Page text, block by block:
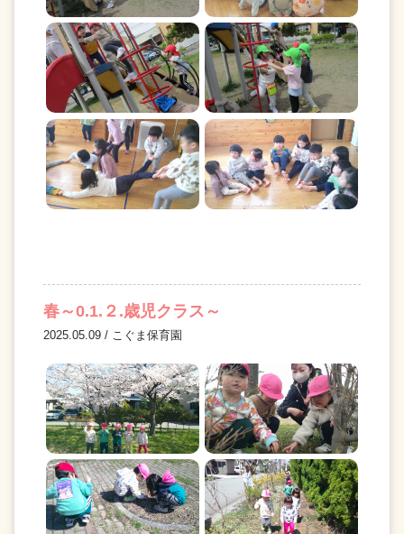
春～0.1.２.歳児クラス～
2025.05.09 / こぐま保育園